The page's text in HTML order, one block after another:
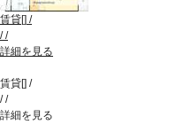
賃貸[] /
//
詳細を見る
賃貸[] /
//
詳細を見る